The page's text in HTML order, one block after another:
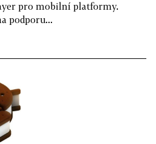
pro mobilní platformy.
podporu...